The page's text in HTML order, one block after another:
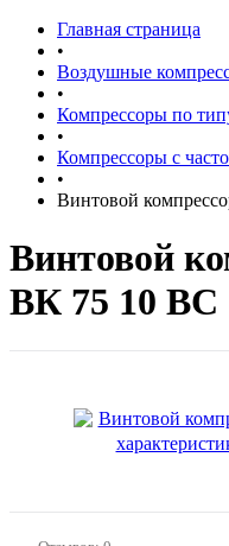
Главная страница
•
Воздушные
•
Компрессоры по
•
Компрессоры с
•
Винтовой
Винтовой
ВК 75 10 ВС